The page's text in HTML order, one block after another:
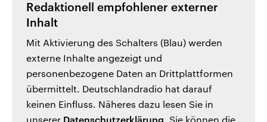
Redaktionell empfohlener externer
Inhalt
Mit Aktivierung des Schalters (Blau) werden
externe Inhalte angezeigt und
personenbezogene Daten an Drittplattformen
übermittelt. Deutschlandradio hat darauf
keinen Einfluss. Näheres dazu lesen Sie in
unserer Datenschutzerklärung. Sie können die